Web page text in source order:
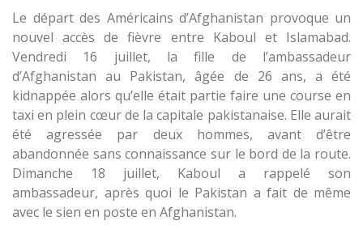
Le départ des Américains d’Afghanistan provoque un
nouvel accès de fièvre entre Kaboul et Islamabad.
Vendredi 16 juillet, la fille de l’ambassadeur
d’Afghanistan au Pakistan, âgée de 26 ans, a été
kidnappée alors qu’elle était partie faire une course en
taxi en plein cœur de la capitale pakistanaise. Elle aurait
été agressée par deux hommes, avant d’être
abandonnée sans connaissance sur le bord de la route.
Dimanche 18 juillet, Kaboul a rappelé son
ambassadeur, après quoi le Pakistan a fait de même
avec le sien en poste en Afghanistan.